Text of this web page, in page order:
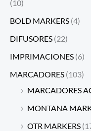
(10)
BOLD MARKERS (4)
DIFUSORES (22)
IMPRIMACIONES (6)
MARCADORES (103)
MARCADORES
MONTANA
OTR MARKERS